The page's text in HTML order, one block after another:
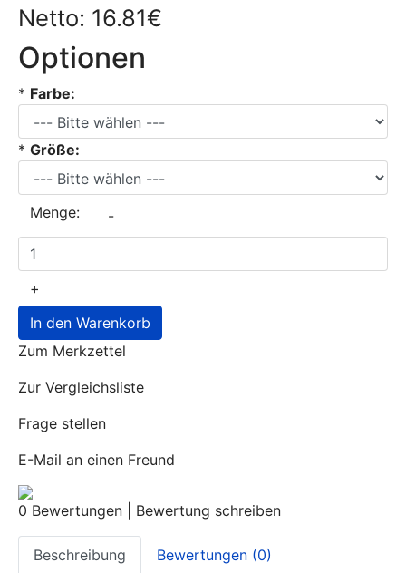
Netto: 16.81€
Optionen
* Farbe:
* Größe:
Menge: -
+
In den Warenkorb
Zum Merkzettel
Zur Vergleichsliste
Frage stellen
E-Mail an einen Freund
0 Bewertungen Bewertung schreiben
Beschreibung Bewertungen (0)